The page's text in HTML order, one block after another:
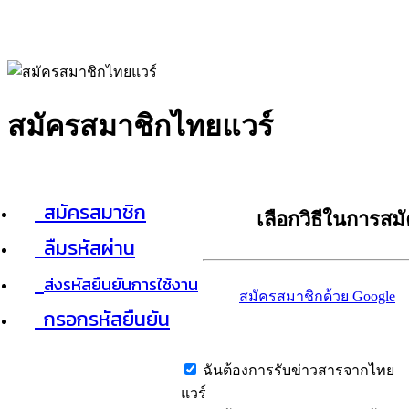
สมัครสมาชิกไทยแวร์
สมัครสมาชิก
ลืมรหัสผ่าน
ส่งรหัสยืนยันการใช้งาน
กรอกรหัสยืนยัน
เลือกวิธีในการส
สมัครสมาชิกด้วย Google
ฉันต้องการรับข่าวสารจากไทย
แวร์